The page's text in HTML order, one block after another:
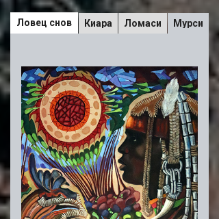
Ловец снов Киара Ломаси Мурси